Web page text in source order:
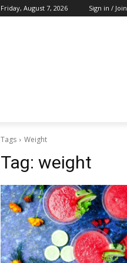
Friday, August 7, 2026 Sign in / Join
Tags Weight
Tag: weight